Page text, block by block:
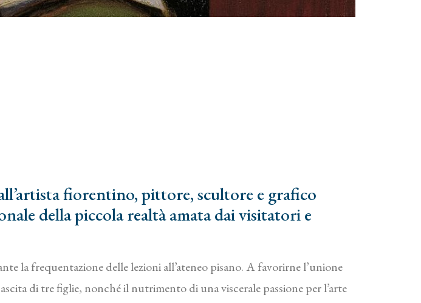
fiorentino, pittore, scultore e grafico
della piccola realtà amata dai visitatori e
la frequentazione delle lezioni all’ateneo pisano. A favorirne l’unione
di tre figlie, nonché il nutrimento di una viscerale passione per l’arte